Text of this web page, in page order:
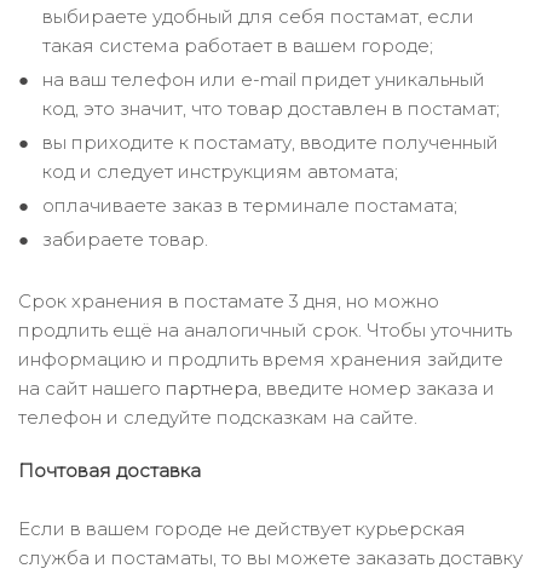
выбираете удобный для себя постамат, если
такая система работает в вашем городе;
на ваш телефон или e-mail придет уникальный
код, это значит, что товар доставлен в постамат;
вы приходите к постамату, вводите полученный
код и следует инструкциям автомата;
оплачиваете заказ в терминале постамата;
забираете товар.
Срок хранения в постамате 3 дня, но можно
продлить ещё на аналогичный срок. Чтобы уточнить
информацию и продлить время хранения зайдите
на сайт нашего партнера, введите номер заказа и
телефон и следуйте подсказкам на сайте.
Почтовая доставка
Если в вашем городе не действует курьерская
служба и постаматы, то вы можете заказать доставку